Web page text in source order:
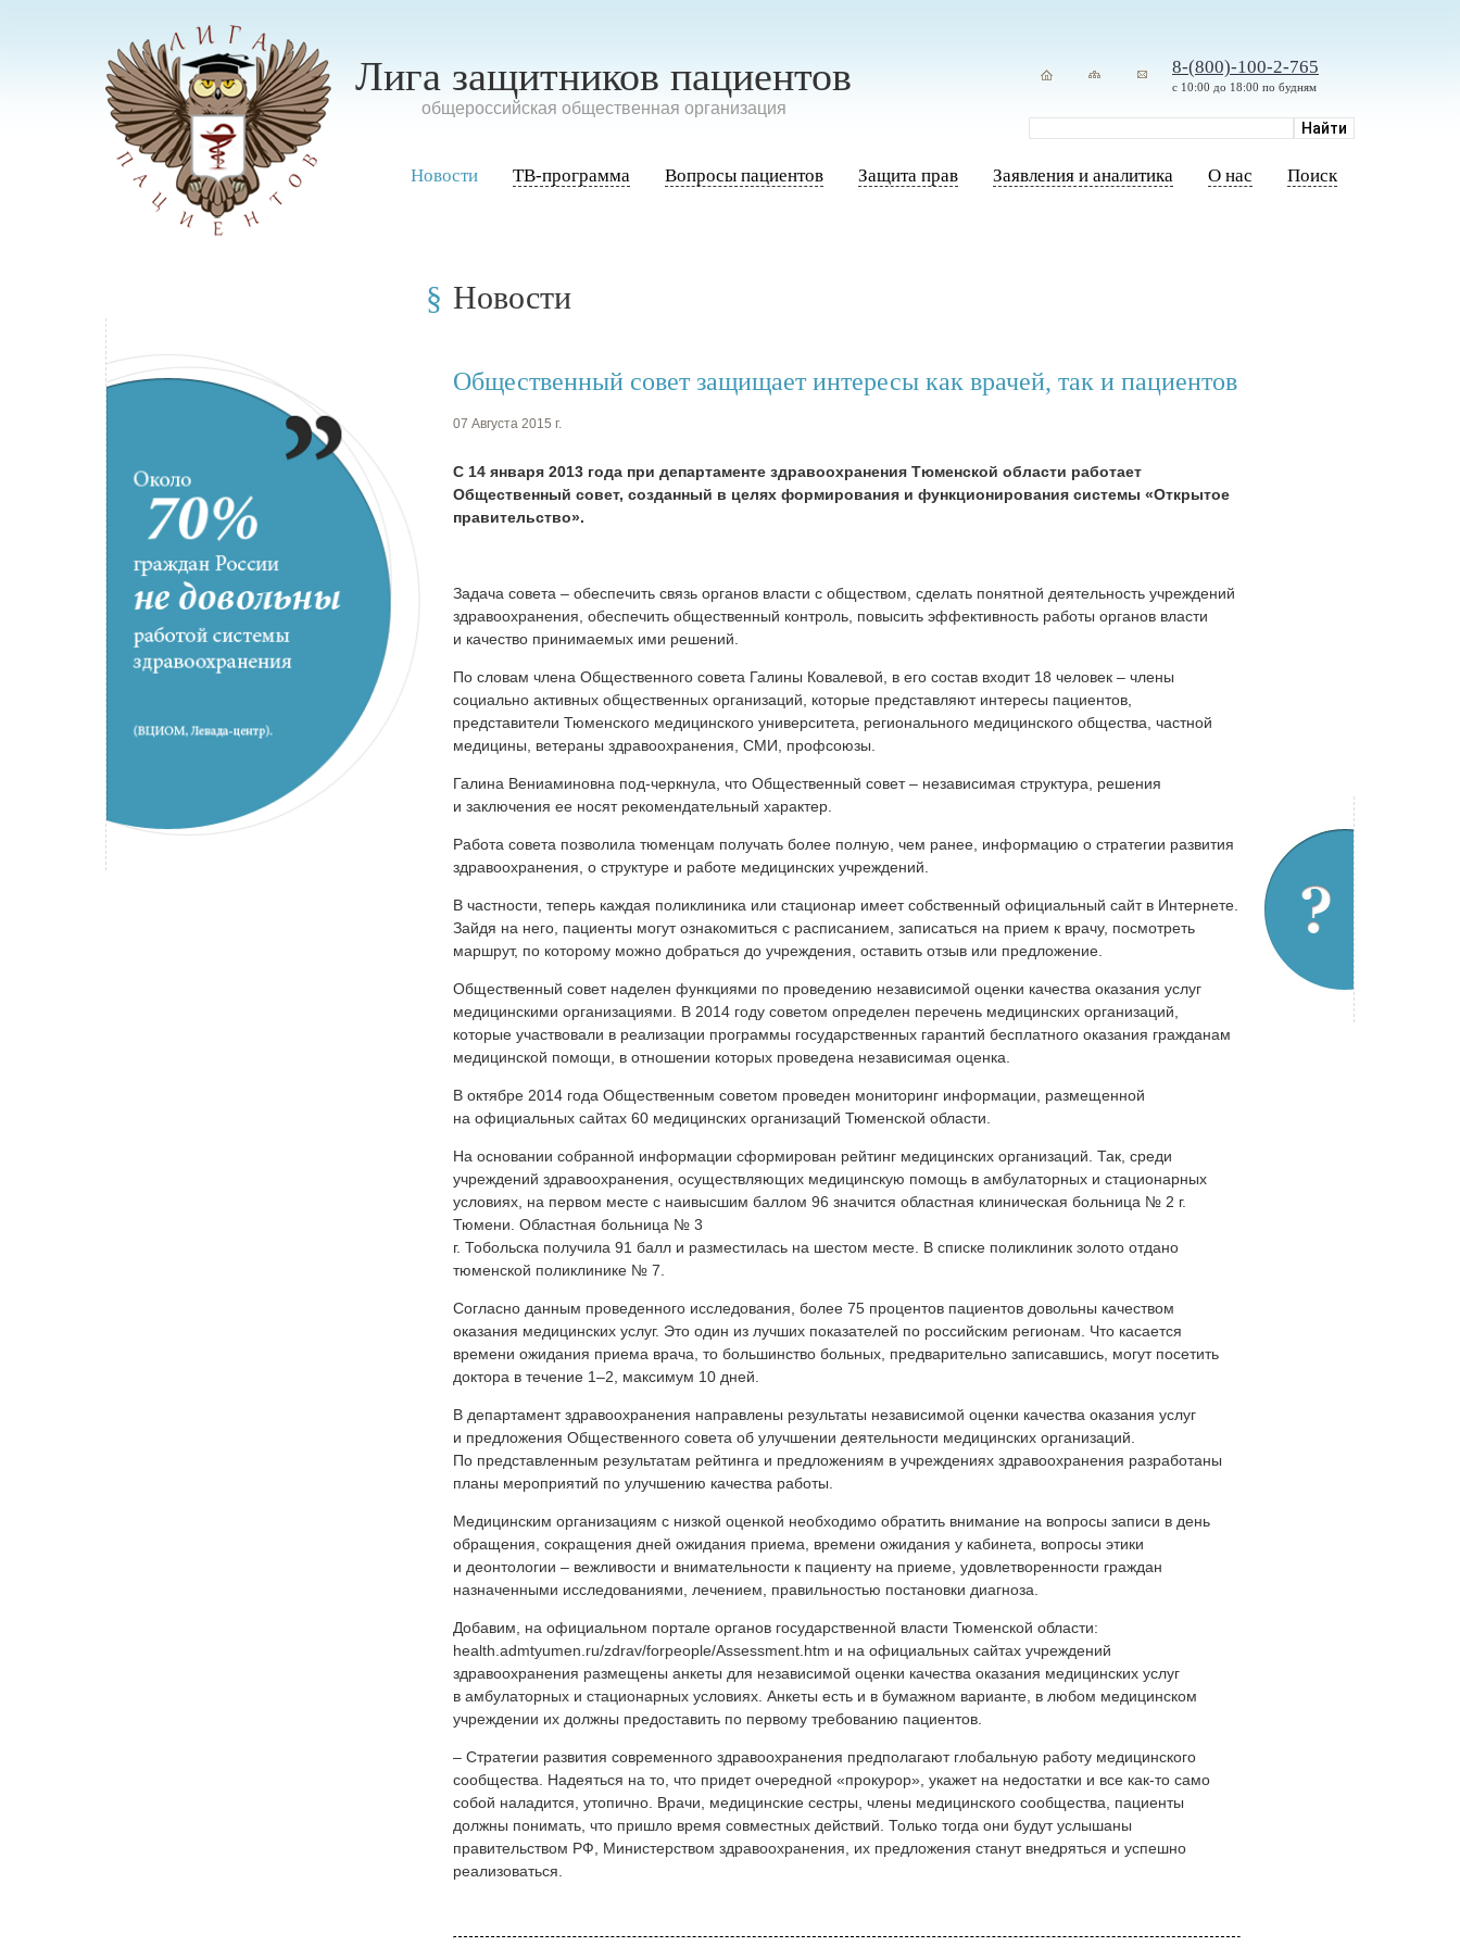
Лига защитников пациентов
oбщероссийская общественная организация
8-(800)-100-2-765
с 10:00 до 18:00 по будням
Новости ТВ-программа Вопросы пациентов Защита прав Заявления и аналитика О нас Поиск
Новости
Общественный совет защищает интересы как врачей, так и пациентов
07 Августа 2015 г.
С 14 января 2013 года при департаменте здравоохранения Тюменской области работает
Общественный совет, созданный в целях формирования и функционирования системы «Открытое
правительство».
Задача совета – обеспечить связь органов власти с обществом, сделать понятной деятельность учреждений
здравоохранения, обеспечить общественный контроль, повысить эффективность работы органов власти
и качество принимаемых ими решений.
По словам члена Общественного совета Галины Ковалевой, в его состав входит 18 человек – члены
социально активных общественных организаций, которые представляют интересы пациентов,
представители Тюменского медицинского университета, регионального медицинского общества, частной
медицины, ветераны здравоохранения, СМИ, профсоюзы.
Галина Вениаминовна под-черкнула, что Общественный совет – независимая структура, решения
и заключения ее носят рекомендательный характер.
Работа совета позволила тюменцам получать более полную, чем ранее, информацию о стратегии развития
здравоохранения, о структуре и работе медицинских учреждений.
В частности, теперь каждая поликлиника или стационар имеет собственный официальный сайт в Интернете.
Зайдя на него, пациенты могут ознакомиться с расписанием, записаться на прием к врачу, посмотреть
маршрут, по которому можно добраться до учреждения, оставить отзыв или предложение.
Общественный совет наделен функциями по проведению независимой оценки качества оказания услуг
медицинскими организациями. В 2014 году советом определен перечень медицинских организаций,
которые участвовали в реализации программы государственных гарантий бесплатного оказания гражданам
медицинской помощи, в отношении которых проведена независимая оценка.
В октябре 2014 года Общественным советом проведен мониторинг информации, размещенной
на официальных сайтах 60 медицинских организаций Тюменской области.
На основании собранной информации сформирован рейтинг медицинских организаций. Так, среди
учреждений здравоохранения, осуществляющих медицинскую помощь в амбулаторных и стационарных
условиях, на первом месте с наивысшим баллом 96 значится областная клиническая больница № 2 г.
Тюмени. Областная больница № 3
г. Тобольска получила 91 балл и разместилась на шестом месте. В списке поликлиник золото отдано
тюменской поликлинике № 7.
Согласно данным проведенного исследования, более 75 процентов пациентов довольны качеством
оказания медицинских услуг. Это один из лучших показателей по российским регионам. Что касается
времени ожидания приема врача, то большинство больных, предварительно записавшись, могут посетить
доктора в течение 1–2, максимум 10 дней.
В департамент здравоохранения направлены результаты независимой оценки качества оказания услуг
и предложения Общественного совета об улучшении деятельности медицинских организаций.
По представленным результатам рейтинга и предложениям в учреждениях здравоохранения разработаны
планы мероприятий по улучшению качества работы.
Медицинским организациям с низкой оценкой необходимо обратить внимание на вопросы записи в день
обращения, сокращения дней ожидания приема, времени ожидания у кабинета, вопросы этики
и деонтологии – вежливости и внимательности к пациенту на приеме, удовлетворенности граждан
назначенными исследованиями, лечением, правильностью постановки диагноза.
Добавим, на официальном портале органов государственной власти Тюменской области:
health.admtyumen.ru/zdrav/forpeople/Assessment.htm и на официальных сайтах учреждений
здравоохранения размещены анкеты для независимой оценки качества оказания медицинских услуг
в амбулаторных и стационарных условиях. Анкеты есть и в бумажном варианте, в любом медицинском
учреждении их должны предоставить по первому требованию пациентов.
– Стратегии развития современного здравоохранения предполагают глобальную работу медицинского
сообщества. Надеяться на то, что придет очередной «прокурор», укажет на недостатки и все как-то само
собой наладится, утопично. Врачи, медицинские сестры, члены медицинского сообщества, пациенты
должны понимать, что пришло время совместных действий. Только тогда они будут услышаны
правительством РФ, Министерством здравоохранения, их предложения станут внедряться и успешно
реализоваться.